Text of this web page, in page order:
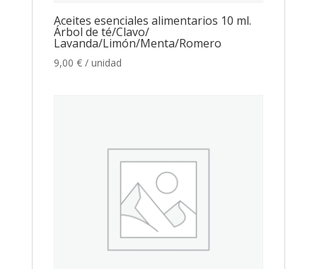
Aceites esenciales alimentarios 10 ml.
Árbol de té/Clavo/
Lavanda/Limón/Menta/Romero
9,00 € / unidad